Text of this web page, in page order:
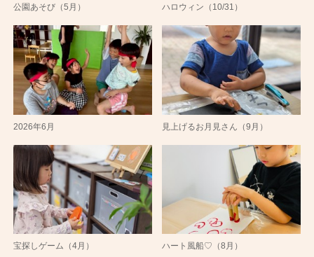
公園あそび（5月） ハロウィン（10/31）
2026年6月 見上げるお月見さん（9月）
宝探しゲーム（4月） ハート風船♡（8月）